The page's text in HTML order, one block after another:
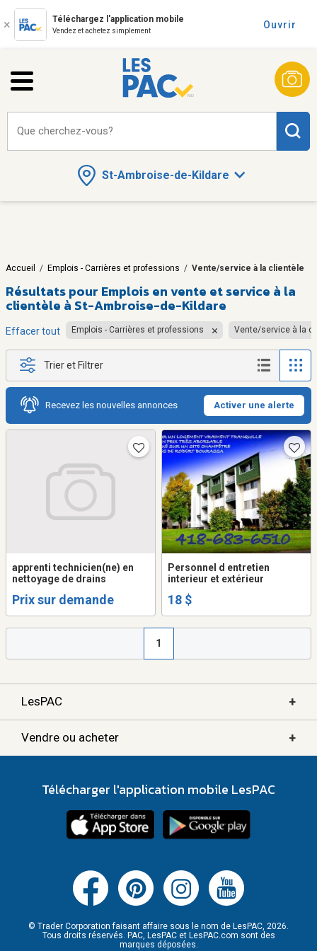
Téléchargez l'application mobile
Vendez et achetez simplement
Ouvrir
St-Ambroise-de-Kildare
Que cherchez-vous?
Accueil / Emplois - Carrières et professions / Vente/service à la clientèle
Résultats pour Emplois en vente et service à la
clientèle à St-Ambroise-de-Kildare
Effacer tout Emplois - Carrières et professions Vente/service à la
Trier et Filtrer
Recevez les nouvelles annonces Activer une alerte
apprenti technicien(ne) en
nettoyage de drains
Prix sur demande
Personnel d entretien
interieur et extérieur
18 $
1
LesPAC +
Vendre ou acheter +
Télécharger l'application mobile LesPAC
© Trader Corporation faisant affaire sous le nom de LesPAC, 2026.
Tous droits réservés. PAC, LesPAC et LesPAC.com sont des
marques déposées.